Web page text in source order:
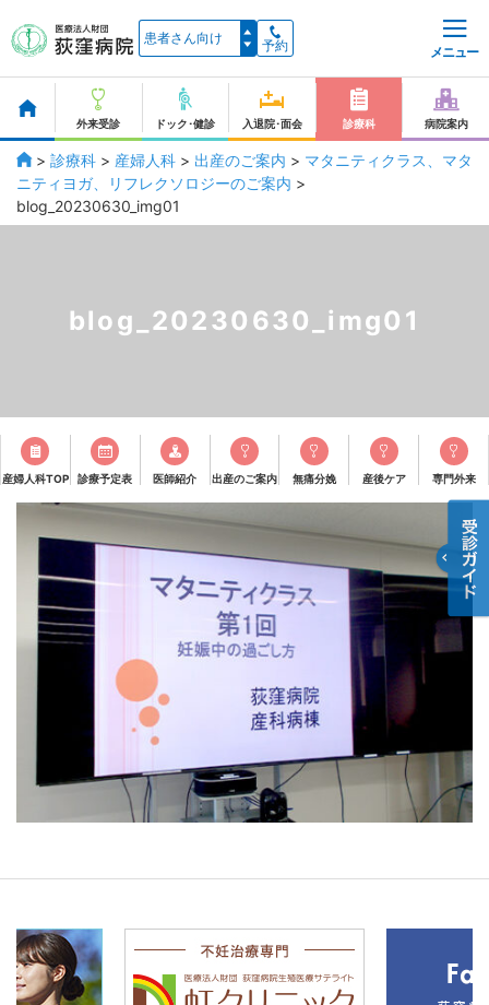
予約 メニュー
外来受診 ドック･健診 入退院･面会 診療科 病院案内
> 診療科 > 産婦人科 > 出産のご案内 > マタニティクラス、マタ
ニティヨガ、リフレクソロジーのご案内 >
blog_20230630_img01
blog_20230630_img01
産婦人科TOP 診療予定表 医師紹介 出産のご案内 無痛分娩 産後ケア 専門外来